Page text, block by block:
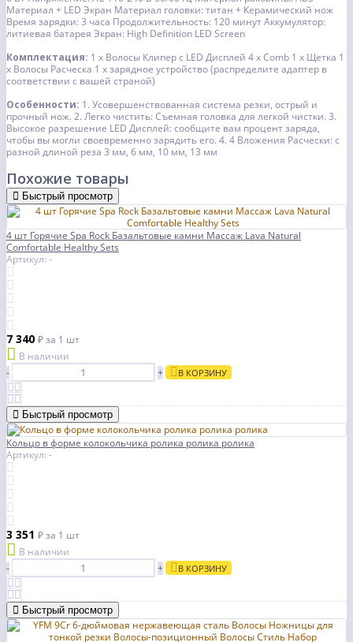
Материал + LED Экран Материал головки: титан + Керамический нож
Время зарядки: 3 часа Продолжительность: 120 минутАккумулятор:
литиевая батарея Экран: High Definition LED Screen
Комплектация: 1 x Волосы Клипер с LED Дисплей 4 x Comb 1 x Щетка 1
x Волосы Расческа 1 x зарядное устройство(распределите адаптер в
соответствии с вашей страной)
Особенности: 1. Усовершенствованная система резки, острый и
прочный нож. 2. Легко чистить: Съемная головка для легкой чистки. 3.
Высокое разрешение LED Дисплей: сообщите вам процент заряда,
чтобы вы могли своевременно зарядить его. 4. 4 Вложения Расчески: с
разной длиной реза 3 мм, 6 мм, 10 мм, 13 мм
Похожие товары
Быстрый просмотр
4 шт Горячие Spa Rock Базальтовые камни Массаж Lava Natural
Comfortable Healthy Sets
Артикул: -
7 340 ₽за 1 шт
В наличии
-
+ В КОРЗИНУ
Быстрый просмотр
Кольцо в форме колокольчика ролика ролика ролика
Артикул: -
3 351 ₽за 1 шт
В наличии
-
+ В КОРЗИНУ
Быстрый просмотр